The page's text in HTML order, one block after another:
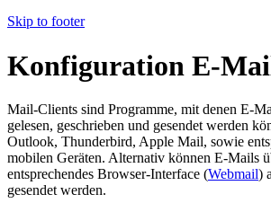
Skip to footer
Konfiguration E-
Mail-Clients sind Programme, mit denen E-
gelesen, geschrieben und gesendet werden
Outlook, Thunderbird, Apple Mail, sowie
mobilen Geräten. Alternativ können E-Mails
entsprechendes Browser-Interface (Webmail)
gesendet werden.